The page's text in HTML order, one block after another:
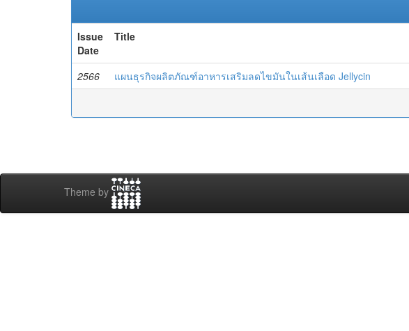
Issue
Date
Title
2566 แผนธุรกิจผลิตภัณฑ์อาหารเสริมลดไขมันในเส้นเลือด Jellycin
Theme by